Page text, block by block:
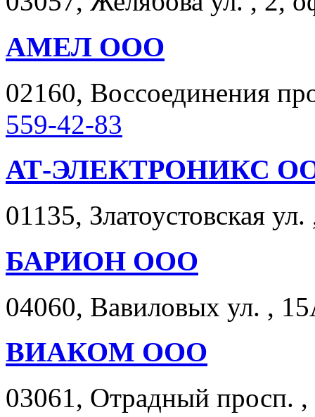
АМЕЛ ООО
02160, Воссоединения
559-42-83
АТ-ЭЛЕКТРОНИКС
01135, Златоустовская
БАРИОН ООО
04060, Вавиловых ул. ,
ВИАКОМ ООО
03061, Отрадный просп.